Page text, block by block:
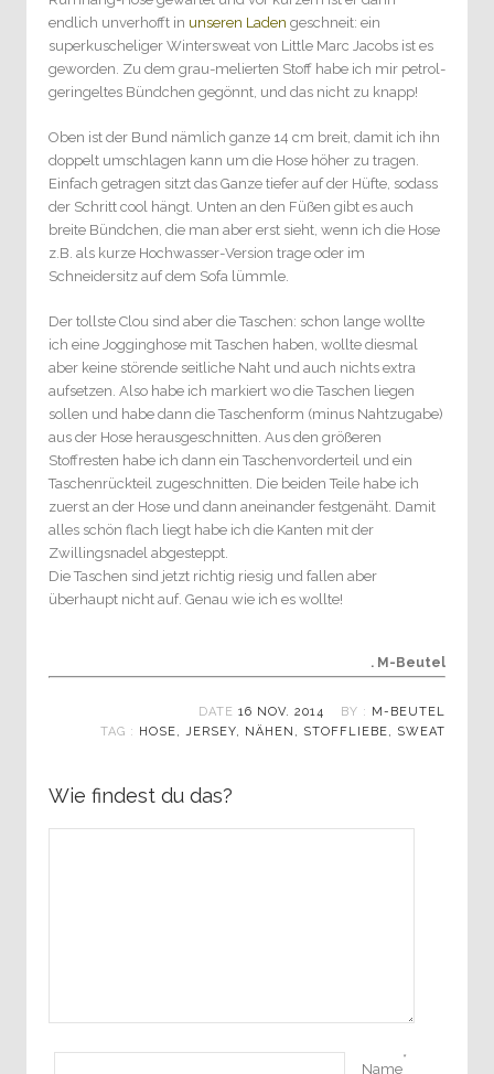
endlich unverhofft in unseren Laden geschneit: ein
superkuscheliger Wintersweat von Little Marc Jacobs ist es
geworden. Zu dem grau-melierten Stoff habe ich mir petrol-
geringeltes Bündchen gegönnt, und das nicht zu knapp!
Oben ist der Bund nämlich ganze 14 cm breit, damit ich ihn
doppelt umschlagen kann um die Hose höher zu tragen.
Einfach getragen sitzt das Ganze tiefer auf der Hüfte, sodass
der Schritt cool hängt. Unten an den Füßen gibt es auch
breite Bündchen, die man aber erst sieht, wenn ich die Hose
z.B. als kurze Hochwasser-Version trage oder im
Schneidersitz auf dem Sofa lümmle.
Der tollste Clou sind aber die Taschen: schon lange wollte
ich eine Jogginghose mit Taschen haben, wollte diesmal
aber keine störende seitliche Naht und auch nichts extra
aufsetzen. Also habe ich markiert wo die Taschen liegen
sollen und habe dann die Taschenform (minus Nahtzugabe)
aus der Hose herausgeschnitten. Aus den größeren
Stoffresten habe ich dann ein Taschenvorderteil und ein
Taschenrückteil zugeschnitten. Die beiden Teile habe ich
zuerst an der Hose und dann aneinander festgenäht. Damit
alles schön flach liegt habe ich die Kanten mit der
Zwillingsnadel abgesteppt.
Die Taschen sind jetzt richtig riesig und fallen aber
überhaupt nicht auf. Genau wie ich es wollte!
. M-Beutel
DATE 16 NOV. 2014 BY : M-BEUTEL
TAG : HOSE JERSEY NÄHEN STOFFLIEBE SWEAT
Wie findest du das?
Name
*